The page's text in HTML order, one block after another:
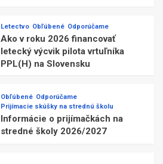
Letectvo Obľúbené Odporúčame
Ako v roku 2026 financovať
letecký výcvik pilota vrtuľníka
PPL(H) na Slovensku
Obľúbené Odporúčame
Prijímacie skúšky na strednú školu
Informácie o prijímačkách na
stredné školy 2026/2027